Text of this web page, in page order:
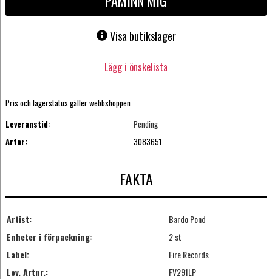
Visa butikslager
Lägg i önskelista
Pris och lagerstatus gäller webbshoppen
Leveranstid:
Pending
Artnr:
3083651
FAKTA
Artist:
Bardo Pond
Enheter i förpackning:
2 st
Label:
Fire Records
Lev. Artnr.:
FV291LP